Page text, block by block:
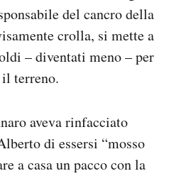
del cancro della
crolla, si mette a
– diventati meno – per
terreno.
aveva rinfacciato
di essersi “mosso
a casa un pacco con la